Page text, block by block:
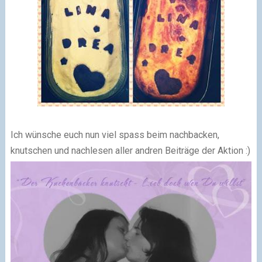
Ich wünsche euch nun viel spass beim nachbacken,
knutschen und nachlesen aller andren Beiträge der Aktion :)